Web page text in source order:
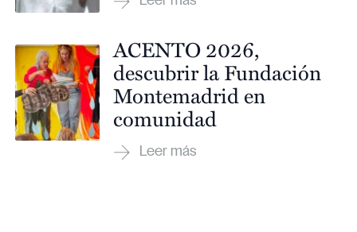
ACENTO 2026,
descubrir la Fundación
Montemadrid en
comunidad